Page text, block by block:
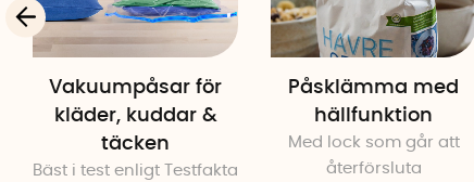
Vakuumpåsar för
kläder, kuddar &
täcken
Bäst i test enligt Testfakta
Påsklämma med
hällfunktion
Med lock som går att
återförsluta